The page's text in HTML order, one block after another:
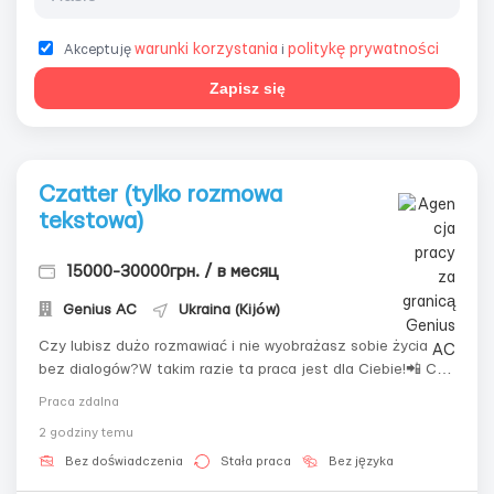
Akceptuję warunki korzystania i politykę prywatności
Zapisz się
Czatter (tylko rozmowa
tekstowa)
15000-30000грн. / в месяц
Genius AС Ukraina (Kijów)
Czy lubisz dużo rozmawiać i nie wyobrażasz sobie życia
bez dialogów?W takim razie ta praca jest dla Ciebie!📲 Co
przyjacielem, trochę aktorem w pisaniu– Sprawiać, aby
rozmowa była żywa i ...
Praca zdalna
2 godziny temu
Bez doświadczenia Stała praca Bez języka